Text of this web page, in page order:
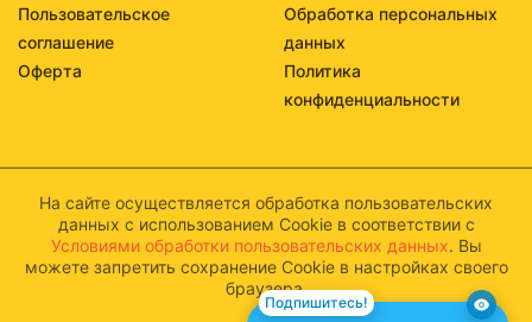
Пользовательское
соглашение
Обработка персональных
данных
Оферта
Политика
конфиденциальности
На сайте осуществляется обработка пользовательских
данных с использованием Cookie в соответствии с
Условиями обработки пользовательских данных. Вы
можете запретить сохранение Cookie в настройках своего
браузера.
Подпишитесь!